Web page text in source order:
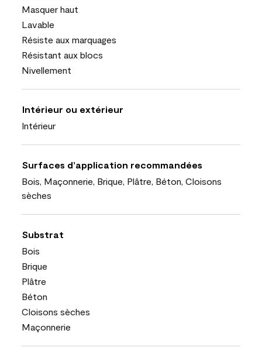
Masquer haut
Lavable
Résiste aux marquages
Résistant aux blocs
Nivellement
Intérieur ou extérieur
Intérieur
Surfaces d’application recommandées
Bois, Maçonnerie, Brique, Plâtre, Béton, Cloisons
sèches
Substrat
Bois
Brique
Plâtre
Béton
Cloisons sèches
Maçonnerie